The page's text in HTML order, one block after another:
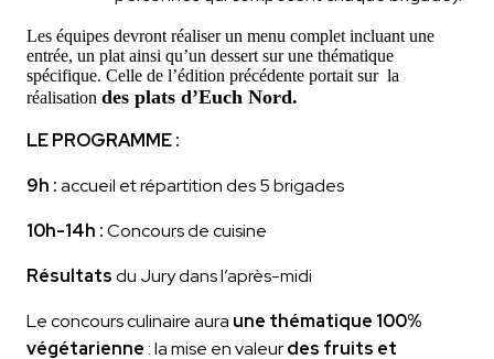
Les équipes devront réaliser un menu complet incluant une
entrée, un plat ainsi qu’un dessert sur une thématique
spécifique. Celle de l’édition précédente portait sur la
réalisation des plats d’Euch Nord.
LE PROGRAMME :
9h :accueil et répartition des 5 brigades
10h-14h :Concours de cuisine
Résultatsdu Jury dans l’après-midi
Le concours culinaire aura une thématique 100%
végétarienne : la mise envaleurdes fruits et